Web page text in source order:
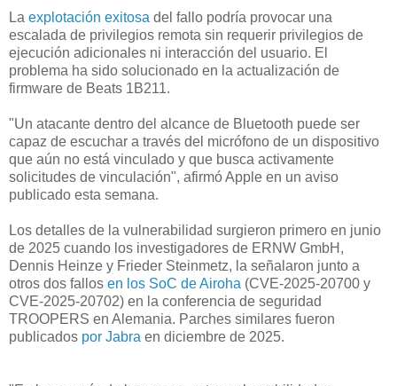
La explotación exitosa del fallo podría provocar una
escalada de privilegios remota sin requerir privilegios de
ejecución adicionales ni interacción del usuario. El
problema ha sido solucionado en la actualización de
firmware de Beats 1B211.
"Un atacante dentro del alcance de Bluetooth puede ser
capaz de escuchar a través del micrófono de un dispositivo
que aún no está vinculado y que busca activamente
solicitudes de vinculación", afirmó Apple en un aviso
publicado esta semana.
Los detalles de la vulnerabilidad surgieron primero en junio
de 2025 cuando los investigadores de ERNW GmbH,
Dennis Heinze y Frieder Steinmetz, la señalaron junto a
otros dos fallos en los SoC de Airoha (CVE-2025-20700 y
CVE-2025-20702) en la conferencia de seguridad
TROOPERS en Alemania. Parches similares fueron
publicados por Jabra en diciembre de 2025.